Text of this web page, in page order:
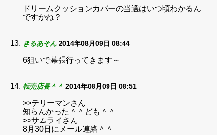
ドリームクッションカバーの当選はいつ頃わかるん
ですかね？
きるあそん 2014年08月09日 08:44
6狙いで幕張行ってきます～
転売店長＾＾ 2014年08月09日 08:51
>>テリーマンさん
知らんかった＾＾ども＾＾
>>サムライさん
8月30日にメール連絡＾＾